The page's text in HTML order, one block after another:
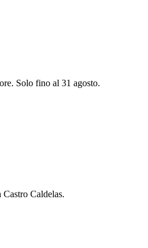
Solo fino al 31 agosto.
Caldelas.